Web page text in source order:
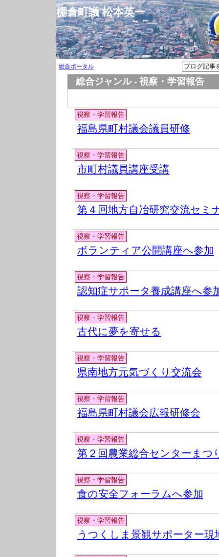
棚倉町議 松本英一
総合ポータル
総合ジャンル - 視察・学習報告
視察・学習報告
福島県町村議会議員研修
視察・学習報告
市町村議員講座受講
視察・学習報告
第４回地方自冶研究交流セミ
視察・学習報告
ボランティア公開講座へ参加
視察・学習報告
認知症サポータ養成講座へ参
視察・学習報告
古代に夢を寄せる
視察・学習報告
県南地方元気づくり交流会
視察・学習報告
福島県町村議会広報研修会
視察・学習報告
第２回農業総合センターまつ
視察・学習報告
食の安全フォーラムへ参加
視察・学習報告
うつくしま景観サポーター現